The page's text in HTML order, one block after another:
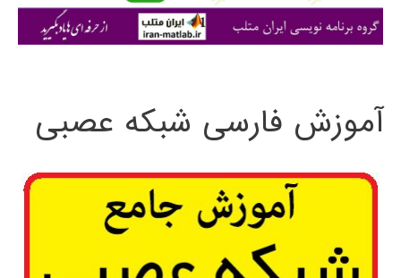
ی
آموزش فارسی شبکه عصبی